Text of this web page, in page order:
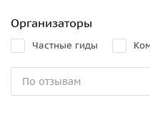
Организаторы
Частные гиды